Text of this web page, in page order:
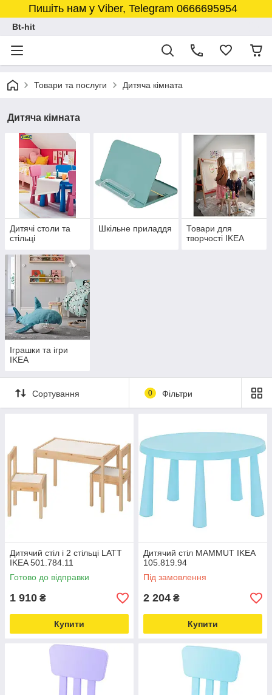
Пишіть нам у Viber, Telegram 0666695954
Bt-hit
Товари та послуги Дитяча кімната
Дитяча кімната
Дитячі столи та
стільці
Шкільне приладдя
Товари для
творчості IKEA
Іграшки та ігри
IKEA
Сортування 0 Фільтри
Дитячий стіл і 2 стільці LATT
IKEA 501.784.11
Готово до відправки
1 910 ₴
Купити
Дитячий стіл MAMMUT IKEA
105.819.94
Під замовлення
2 204 ₴
Купити